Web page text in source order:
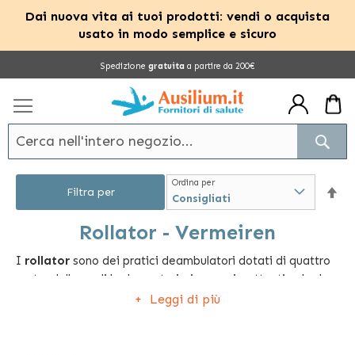
Dai nuova vita ai tuoi prodotti: vendi o acquista
usato in modo semplice e sicuro
Spedizione gratuita a partire da 200€
Rollator - Vermeiren
I rollator sono dei pratici deambulatori dotati di quattro
ruote, delle quali le due anteriori sono piroettanti, e le due
posteriori sono fisse, con sistema frenante.
Leggi di più
Ordina per
Filtra per